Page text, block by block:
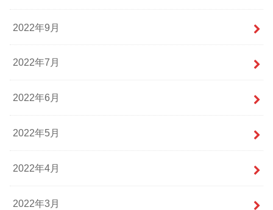
2022年9月
2022年7月
2022年6月
2022年5月
2022年4月
2022年3月